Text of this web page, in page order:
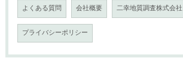
よくある質問 会社概要 二幸地質調査株式会社
プライバシーポリシー